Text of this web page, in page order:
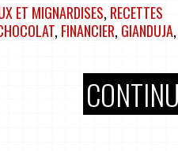
ET MIGNARDISES, RECETTES
, FINANCIER, GIANDUJA